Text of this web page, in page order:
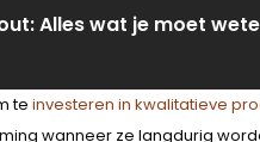
Alles wat je moet
te investeren in kwalitatieve
wanneer ze langdurig